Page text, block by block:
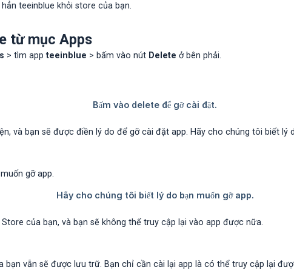
teeinblue khỏi store của bạn.
từ mục Apps
> tìm appteeinblue > bấm vào nút Delete ở bên phải.
và bạn sẽ được điền lý do để gỡ cài đặt app. Hãy cho chúng tôi biết lý
của bạn, và bạn sẽ không thể truy cập lại vào app được nữa.
bạn vẫn sẽ được lưu trữ. Bạn chỉ cần cài lại app là có thể truy cập lại